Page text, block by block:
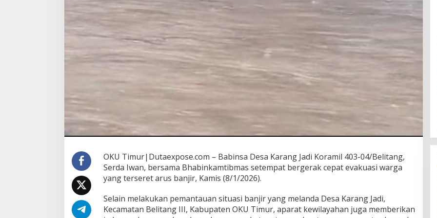
OKU Timur|Dutaexpose.com – Babinsa Desa Karang Jadi Koramil 403-04/Belitang,
Serda Iwan, bersama Bhabinkamtibmas setempat bergerak cepat evakuasi warga
yang terseret arus banjir, Kamis (8/1/2026).
Selain melakukan pemantauan situasi banjir yang melanda Desa Karang Jadi,
Kecamatan Belitang III, Kabupaten OKU Timur, aparat kewilayahan juga memberikan